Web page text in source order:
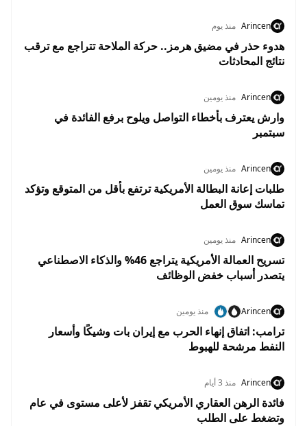
Arincen منذ يوم
هدوء حذر في مضيق هرمز.. حركة الملاحة تتراجع مع ترقب
نتائج المحادثات
Arincen منذ يومين
وارش يعترف بأخطاء التواصل ويلوح برفع الفائدة في
سبتمبر
Arincen منذ يومين
طلبات إعانة البطالة الأمريكية ترتفع بأقل من المتوقع وتؤكد
تماسك سوق العمل
Arincen منذ يومين
تسريح العمالة الأمريكية يتراجع 46% والذكاء الاصطناعي
يتصدر أسباب خفض الوظائف
Arincen منذ يومين
ترامب: اتفاق إنهاء الحرب مع إيران بات وشيكًا وأسعار
النفط مرشحة للهبوط
Arincen منذ 3 أيام
فائدة الرهن العقاري الأمريكي تقفز لأعلى مستوى في عام
وتضغط على الطلب